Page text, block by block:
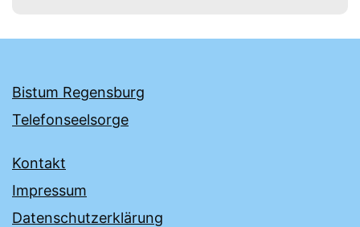
Bistum Regensburg
Telefonseelsorge
Kontakt
Impressum
Datenschutzerklärung